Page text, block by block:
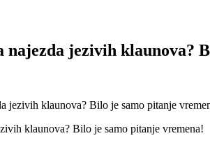
najezda jezivih klaunova?
jezivih klaunova? Bilo je samo pitanje